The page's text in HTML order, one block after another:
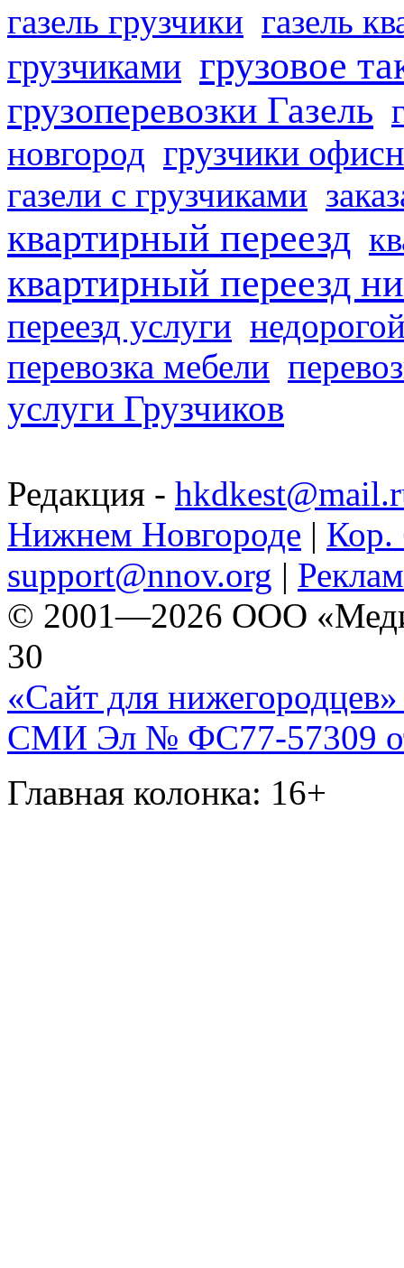
газель грузчики газель
грузчиками грузовое
грузоперевозки Газель
новгород грузчики
газели с грузчиками
квартирный переезд
квартирный переезд
переезд услуги
перевозка мебели
услуги Грузчиков
Редакция -
Нижнем Новгороде | Кор.
support@nnov.org |
© 2001—2026 ООО
30
«Сайт для нижегородцев»
СМИ Эл № ФС77-57309
Главная колонка: 16+